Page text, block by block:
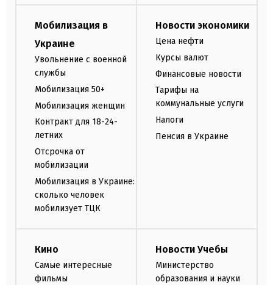
Мобилизация в
Украине
Увольнение с военной
службы
Мобилизация 50+
Мобилизация женщин
Контракт для 18-24-
летних
Отсрочка от
мобилизации
Мобилизация в Украине:
сколько человек
мобилизует ТЦК
Новости экономики
Цена нефти
Курсы валют
Финансовые новости
Тарифы на
коммунальные услуги
Налоги
Пенсия в Украине
Кино
Самые интересные
фильмы
Новости Учебы
Министерство
образования и науки